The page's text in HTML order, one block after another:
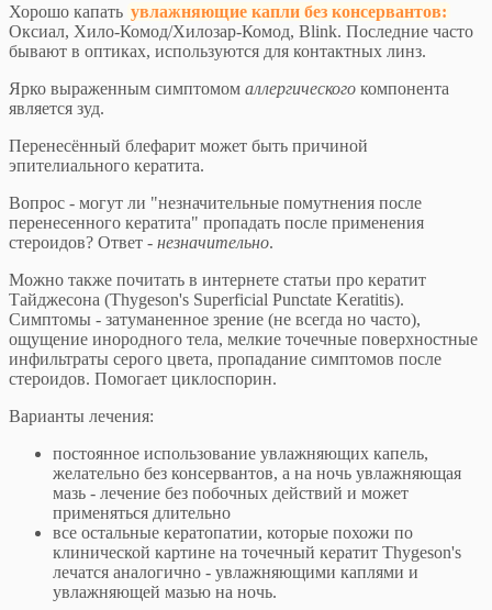
Хорошо капать увлажняющие капли без консервантов:
Оксиал, Хило-Комод/Хилозар-Комод, Blink. Последние часто
бывают в оптиках, используются для контактных линз.
Ярко выраженным симптомом аллергического компонента
является зуд.
Перенесённый блефарит может быть причиной
эпителиального кератита.
Вопрос - могут ли "незначительные помутнения после
перенесенного кератита" пропадать после применения
стероидов? Ответ - незначительно.
Можно также почитать в интернете статьи про кератит
Тайджесона (Thygeson's Superficial Punctate Keratitis).
Симптомы - затуманенное зрение (не всегда но часто),
ощущение инородного тела, мелкие точечные поверхностные
инфильтраты серого цвета, пропадание симптомов после
стероидов. Помогает циклоспорин.
Варианты лечения:
постоянное использование увлажняющих капель,
желательно без консервантов, а на ночь увлажняющая
мазь - лечение без побочных действий и может
применяться длительно
все остальные кератопатии, которые похожи по
клинической картине на точечный кератит Thygeson's
лечатся аналогично - увлажняющими каплями и
увлажняющей мазью на ночь.